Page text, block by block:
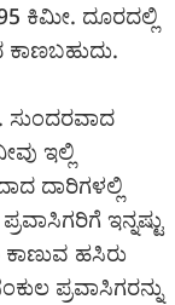
ಕಿಮೀ. ದೂರದಲ್ಲಿ
ಕಾಣಬಹುದು.
ಸುಂದರವಾದ
ಇಲ್ಲಿ
ದಾರಿಗಳಲ್ಲಿ
ಇನ್ನಷ್ಟು
ಕಾಣುವ ಹಸಿರು
ಪ್ರವಾಸಿಗರನ್ನು